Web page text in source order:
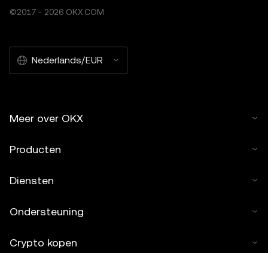
Afgeleide werken of ander gebruik van dit artikel zijn niet
©2017 - 2026 OKX.COM
Nederlands/EUR
Meer over OKX
Producten
Diensten
Ondersteuning
Crypto kopen